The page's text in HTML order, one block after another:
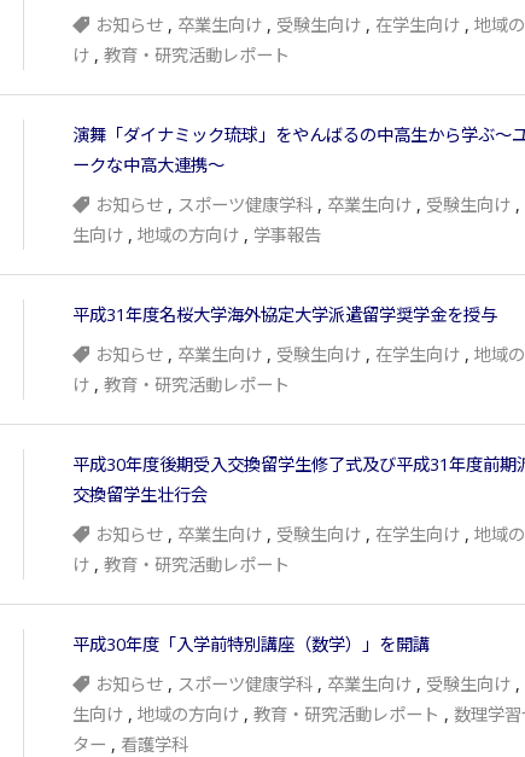
お知らせ , 卒業生向け , 受験生向け , 在学生向け , 地域
け , 教育・研究活動レポート
演舞「ダイナミック琉球」をやんばるの中高生から学ぶ～
ークな中高大連携～
お知らせ , スポーツ健康学科 , 卒業生向け , 受験生向け ,
生向け , 地域の方向け , 学事報告
平成31年度名桜大学海外協定大学派遣留学奨学金を授与
お知らせ , 卒業生向け , 受験生向け , 在学生向け , 地域
け , 教育・研究活動レポート
平成30年度後期受入交換留学生修了式及び平成31年度前期
交換留学生壮行会
お知らせ , 卒業生向け , 受験生向け , 在学生向け , 地域
け , 教育・研究活動レポート
平成30年度「入学前特別講座（数学）」を開講
お知らせ , スポーツ健康学科 , 卒業生向け , 受験生向け ,
生向け , 地域の方向け , 教育・研究活動レポート , 数理学習
ター , 看護学科